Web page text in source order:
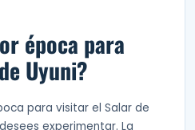
época para
Uyuni?
para visitar el Salar de
experimentar. La